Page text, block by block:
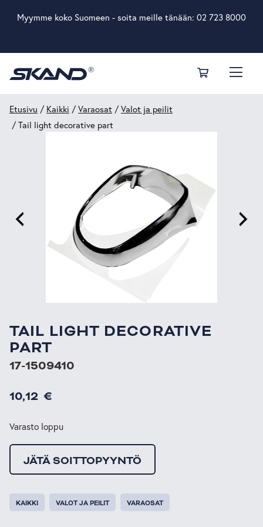
Myymme koko Suomeen - soita meille tänään: 02 723 8000
Etusivu / Kaikki /Varaosat /Valot ja peilit
/ Tail light decorative part
TAIL LIGHT DECORATIVE
PART
17-1509410
10,12 €
Varasto loppu
JÄTÄ SOITTOPYYNTÖ
KAIKKI VALOT JA PEILIT VARAOSAT